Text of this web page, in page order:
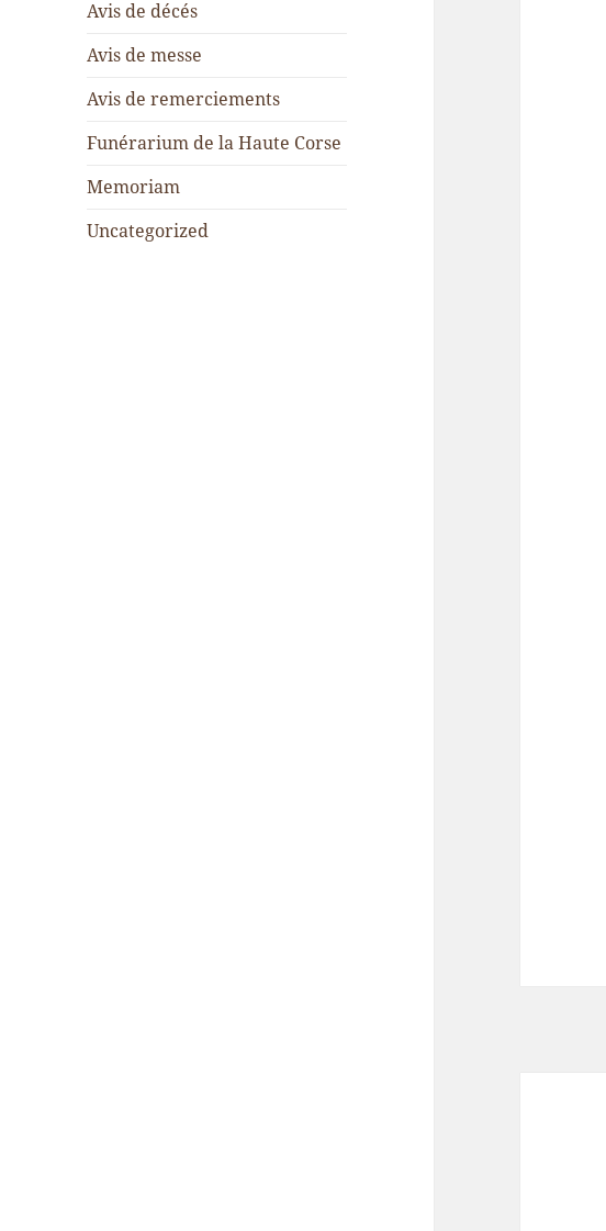
Avis de décés
Avis de messe
Avis de remerciements
Funérarium de la Haute Corse
Memoriam
Uncategorized